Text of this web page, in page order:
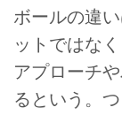
ボールの違
ットではな
アプローチ
るという。